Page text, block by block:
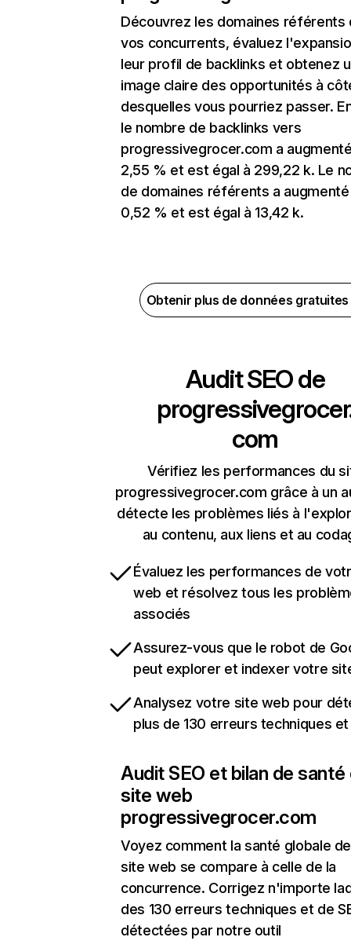
Découvrez les domaines référents
vos concurrents, évaluez
leur profil de backlinks et obtenez
image claire des opportunités à
desquelles vous pourriez passer.
le nombre de backlinks vers
progressivegrocer.com a
2,55 % et est égal à 299,22 k. Le
de domaines référents a
0,52 % et est égal à 13,42 k.
Obtenir plus de données
Audit SEO de
com
Vérifiez les performances du
progressivegrocer.com grâce à un
détecte les problèmes liés à
au contenu, aux liens et au
Évaluez les performances de
web et résolvez tous les
associés
Assurez-vous que le robot de
peut explorer et indexer votre
Analysez votre site web pour
plus de 130 erreurs techniques et
Audit SEO et bilan de santé
site web
progressivegrocer.com
Voyez comment la santé globale
site web se compare à celle de la
concurrence. Corrigez n'importe
des 130 erreurs techniques et de
détectées par notre outil